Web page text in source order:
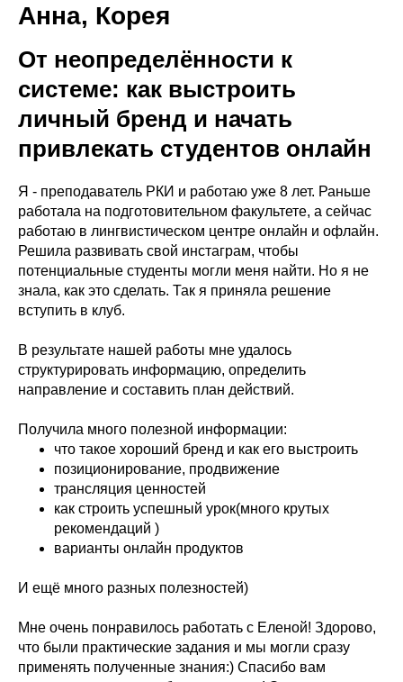
Анна, Корея
От неопределённости к
системе: как выстроить
личный бренд и начать
привлекать студентов онлайн
Я - преподаватель РКИ и работаю уже 8 лет. Раньше
работала на подготовительном факультете, а сейчас
работаю в лингвистическом центре онлайн и офлайн.
Решила развивать свой инстаграм, чтобы
потенциальные студенты могли меня найти. Но я не
знала, как это сделать. Так я приняла решение
вступить в клуб.
В результате нашей работы мне удалось
структурировать информацию, определить
направление и составить план действий.
Получила много полезной информации:
что такое хороший бренд и как его выстроить
позиционирование, продвижение
трансляция ценностей
как строить успешный урок(много крутых
рекомендаций )
варианты онлайн продуктов
И ещё много разных полезностей)
Мне очень понравилось работать с Еленой! Здорово,
что были практические задания и мы могли сразу
применять полученные знания:) Спасибо вам